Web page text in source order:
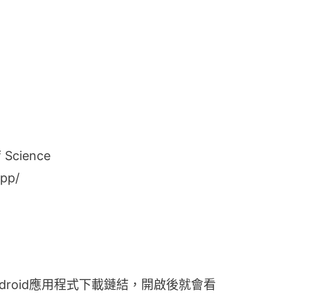
Science
應用程式下載鏈結，開啟後就會看